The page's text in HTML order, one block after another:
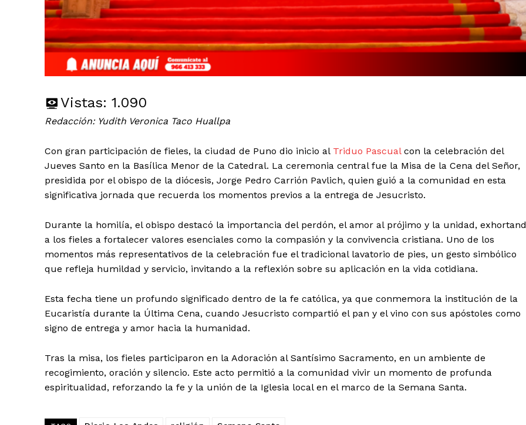
Diario los Andes
Nosotros
Vistas: 1.090
Redacción: Yudith Veronica Taco Huallpa
Con gran participación de fieles, la ciudad de Puno dio inicio al Triduo Pascualcon la celebración del
Jueves Santo en la Basílica Menor de la Catedral. La ceremonia central fue la Misa de la Cena del Señor,
presidida por el obispo de la diócesis, Jorge Pedro Carrión Pavlich, quien guió a la comunidad en esta
significativa jornada que recuerda los momentos previos a la entrega de Jesucristo.
Durante la homilía, el obispo destacó la importancia del perdón, el amor al prójimo y la unidad,
a los fieles a fortalecer valores esenciales como la compasión y la convivencia cristiana. Uno de los
momentos más representativos de la celebración fue el tradicional lavatorio de pies, un gesto simbólico
que refleja humildad y servicio, invitando a la reflexión sobre su aplicación en la vida cotidiana.
Esta fecha tiene un profundo significado dentro de la fe católica, ya que conmemora la institución de la
Eucaristía durante la Última Cena, cuando Jesucristo compartió el pan y el vino con sus apóstoles como
signo de entrega y amor hacia la humanidad.
Tras la misa, los fieles participaron en la Adoración al Santísimo Sacramento, en un ambiente de
recogimiento, oración y silencio. Este acto permitió a la comunidad vivir un momento de profunda
espiritualidad, reforzando la fe y la unión de la Iglesia local en el marco de la Semana Santa.